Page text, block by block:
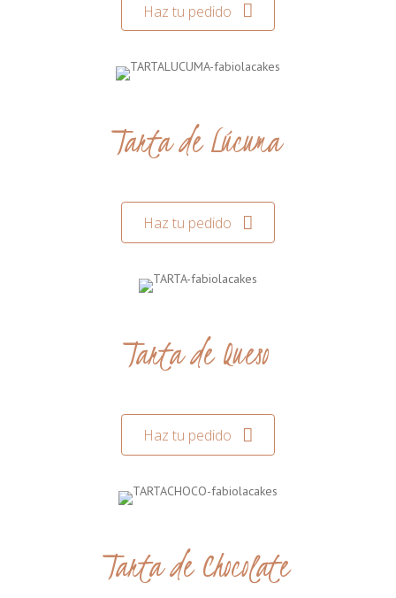
Haz tu pedido
Tarta de Lúcuma
Haz tu pedido
Tarta de Queso
Haz tu pedido
Tarta de Chocolate